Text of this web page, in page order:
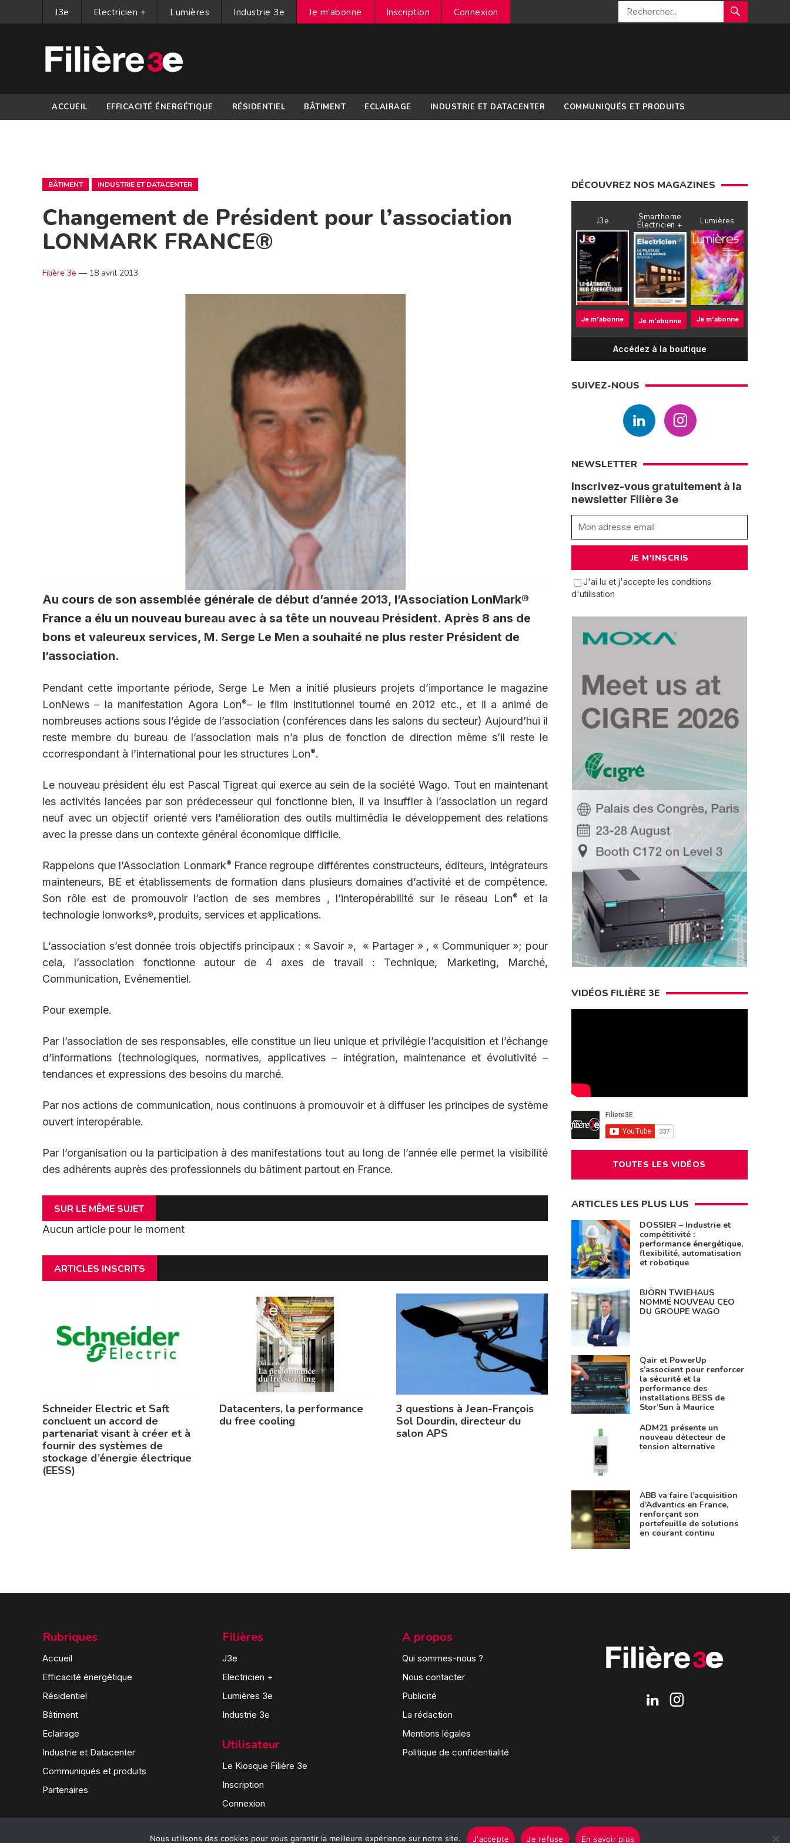
J3e Electricien + Lumières Industrie 3e Je m’abonne Inscription Connexion
ACCUEIL EFFICACITÉ ÉNERGÉTIQUE RÉSIDENTIEL BÂTIMENT ECLAIRAGE INDUSTRIE ET DATACENTER COMMUNIQUÉS ET PRODUITS
BÂTIMENT INDUSTRIE ET DATACENTER
Changement de Président pour l’association
LONMARK FRANCE®
Filière 3e — 18 avril 2013
Au cours de son assemblée générale de début d’année 2013, l’Association LonMark®
France a élu un nouveau bureau avec à sa tête un nouveau Président. Après 8 ans de
bons et valeureux services, M. Serge Le Men a souhaité ne plus rester Président de
l’association.
Pendant cette importante période, Serge Le Men a initié plusieurs projets d’importance le magazine
LonNews – la manifestation Agora Lon®– le film institutionnel tourné en 2012 etc., et il a animé de
nombreuses actions sous l’égide de l’association (conférences dans les salons du secteur) Aujourd’hui il
reste membre du bureau de l’association mais n’a plus de fonction de direction même s’il reste le
ccorrespondant à l’international pour les structures Lon®.
Le nouveau président élu est Pascal Tigreat qui exerce au sein de la société Wago. Tout en maintenant
les activités lancées par son prédecesseur qui fonctionne bien, il va insuffler à l’association un regard
neuf avec un objectif orienté vers l’amélioration des outils multimédia le développement des relations
avec la presse dans un contexte général économique difficile.
Rappelons que l’Association Lonmark® France regroupe différentes constructeurs, éditeurs, intégrateurs
mainteneurs, BE et établissements de formation dans plusieurs domaines d’activité et de compétence.
Son rôle est de promouvoir l’action de ses membres , l’interopérabilité sur le réseau Lon®
et la
technologie lonworks®, produits, services et applications.
L’association s’est donnée trois objectifs principaux : « Savoir », « Partager » , « Communiquer »; pour
cela, l’association fonctionne autour de 4 axes de travail : Technique, Marketing, Marché,
Communication, Evénementiel.
Pour exemple.
Par l’association de ses responsables, elle constitue un lieu unique et privilégie l’acquisition et l’échange
d’informations (technologiques, normatives, applicatives – intégration, maintenance et évolutivité –
tendances et expressions des besoins du marché.
Par nos actions de communication, nous continuons à promouvoir et à diffuser les principes de système
ouvert interopérable.
Par l’organisation ou la participation à des manifestations tout au long de l’année elle permet la visibilité
des adhérents auprès des professionnels du bâtiment partout en France.
SUR LE MÊME SUJET
Aucun article pour le moment
ARTICLES INSCRITS
Schneider Electric et Saft
concluent un accord de
partenariat visant à créer et à
fournir des systèmes de
stockage d’énergie électrique
(EESS)
Datacenters, la performance
du free cooling
3 questions à Jean-François
Sol Dourdin, directeur du
salon APS
DÉCOUVREZ NOS MAGAZINES
J3e
Je m'abonne
Smarthome
Électricien +
Je m'abonne
Lumières
Je m'abonne
Accédez à la boutique
SUIVEZ-NOUS
NEWSLETTER
Inscrivez-vous gratuitement à la
newsletter Filière 3e
J'ai lu et j'accepte les conditions
d'utilisation
VIDÉOS FILIÈRE 3E
TOUTES LES VIDÉOS
ARTICLES LES PLUS LUS
DOSSIER – Industrie et
compétitivité :
performance énergétique,
flexibilité, automatisation
et robotique
BJÖRN TWIEHAUS
NOMMÉ NOUVEAU CEO
DU GROUPE WAGO
Qair et PowerUp
s’associent pour renforcer
la sécurité et la
performance des
installations BESS de
Stor’Sun à Maurice
ADM21 présente un
nouveau détecteur de
tension alternative
ABB va faire l’acquisition
d’Advantics en France,
renforçant son
portefeuille de solutions
en courant continu
Rubriques
Accueil
Efficacité énergétique
Résidentiel
Bâtiment
Eclairage
Industrie et Datacenter
Communiqués et produits
Partenaires
Filières
J3e
Electricien +
Lumières 3e
Industrie 3e
Utilisateur
Le Kiosque Filière 3e
Inscription
Connexion
A propos
Qui sommes-nous ?
Nous contacter
Publicité
La rédaction
Mentions légales
Politique de confidentialité
Nous utilisons des cookies pour vous garantir la meilleure expérience sur notre site. J'accepte Je refuse En savoir plus